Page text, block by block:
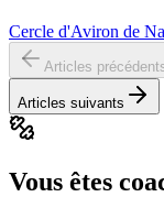
Cercle d'Aviron de
Articles
Articles suivants
Vous êtes